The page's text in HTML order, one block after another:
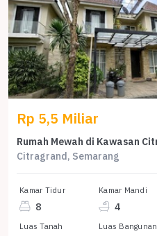
Rp 5,5 Miliar
Citragrand, Semarang
Kamar Tidur
8
Kamar Mandi
4
Luas Tanah Luas Bangunan